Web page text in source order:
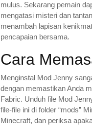
mulus. Sekarang pemain
mengatasi misteri dan
menambah lapisan
pencapaian bersama.
Cara
Menginstal Mod Jenny
dengan memastikan Anda
Fabric. Unduh file Mod
file-file ini di folder “mods”
Minecraft, dan periksa